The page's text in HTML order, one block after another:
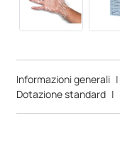
Informazioni generali |
Dotazione standard |